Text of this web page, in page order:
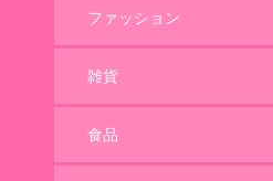
ファッション
雑貨
食品